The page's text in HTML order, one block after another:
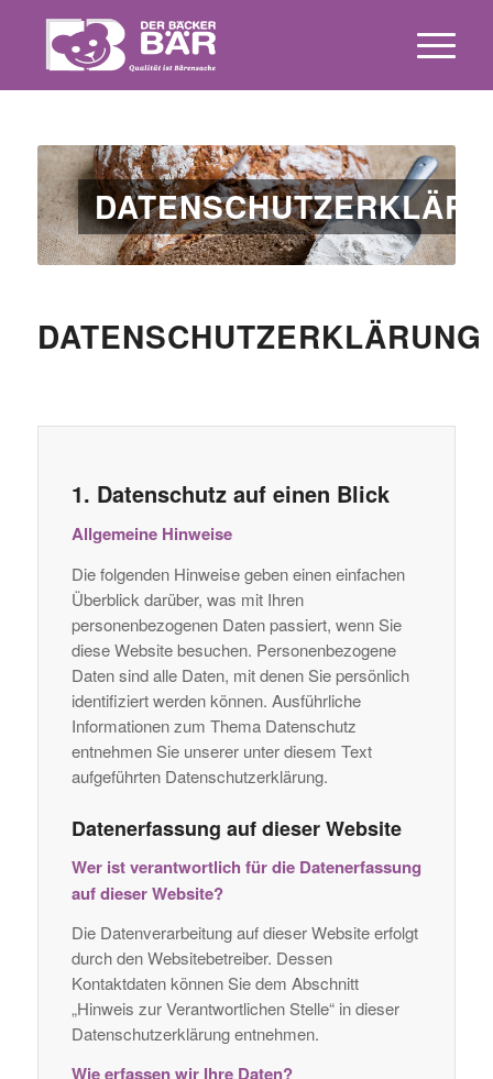
DATENSCHUTZERKLÄRUNG
1. Datenschutz auf einen Blick
Allgemeine Hinweise
Die folgenden Hinweise geben einen einfachen
Überblick darüber, was mit Ihren
personenbezogenen Daten passiert, wenn Sie
diese Website besuchen. Personenbezogene
Daten sind alle Daten, mit denen Sie persönlich
identifiziert werden können. Ausführliche
Informationen zum Thema Datenschutz
entnehmen Sie unserer unter diesem Text
aufgeführten Datenschutzerklärung.
Datenerfassung auf dieser Website
Wer ist verantwortlich für die Datenerfassung
auf dieser Website?
Die Datenverarbeitung auf dieser Website erfolgt
durch den Websitebetreiber. Dessen
Kontaktdaten können Sie dem Abschnitt
„Hinweis zur Verantwortlichen Stelle“ in dieser
Datenschutzerklärung entnehmen.
Wie erfassen wir Ihre Daten?